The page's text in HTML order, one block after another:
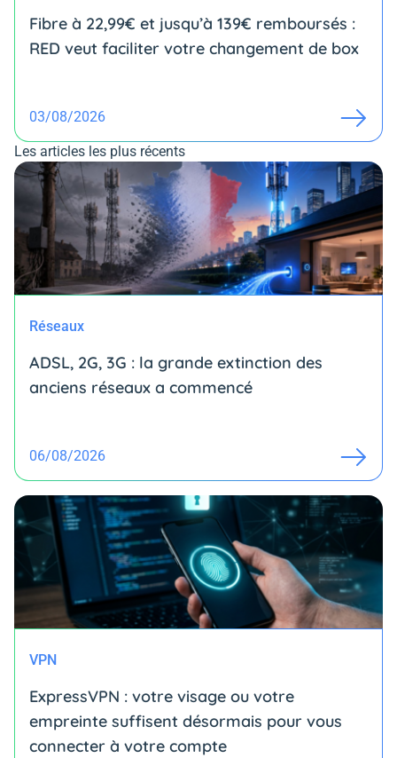
Fibre à 22,99€ et jusqu’à 139€ remboursés :
RED veut faciliter votre changement de box
03/08/2026
Les articles les plus récents
Réseaux
ADSL, 2G, 3G : la grande extinction des
anciens réseaux a commencé
06/08/2026
VPN
ExpressVPN : votre visage ou votre
empreinte suffisent désormais pour vous
connecter à votre compte